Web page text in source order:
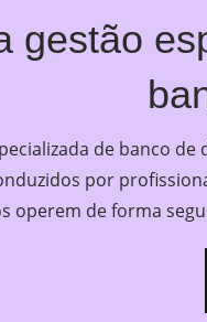
gestão
de banco
por
operem de forma